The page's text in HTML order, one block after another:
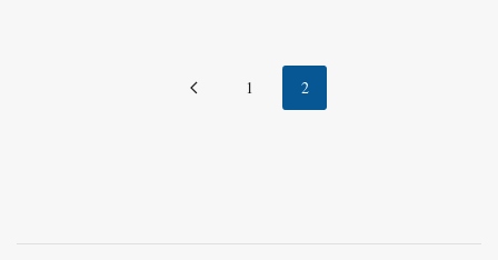
1 2